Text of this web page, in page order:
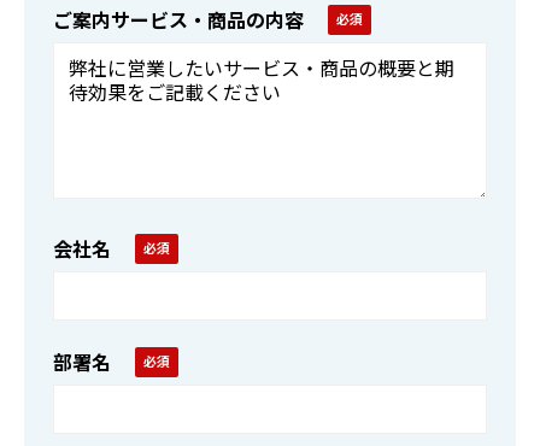
ご案内サービス・商品の内容
会社名
部署名